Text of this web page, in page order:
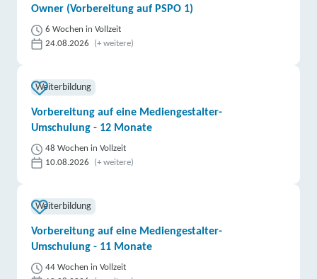
Owner (Vorbereitung auf PSPO 1)
6 Wochen in Vollzeit
24.08.2026
(+ weitere)
Weiterbildung
Vorbereitung auf eine Mediengestalter-
Umschulung - 12 Monate
48 Wochen in Vollzeit
10.08.2026
(+ weitere)
Weiterbildung
Vorbereitung auf eine Mediengestalter-
Umschulung - 11 Monate
44 Wochen in Vollzeit